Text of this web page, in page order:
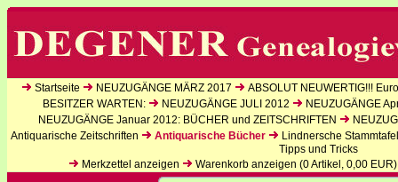
Startseite NEUZUGÄNGE MÄRZ 2017
ABSOLUT NEUWERTIG!!!
BESITZER WARTEN:
NEUZUGÄNGE JULI 2012
NEUZUGÄNGE
NEUZUGÄNGE Januar 2012: BÜCHER und ZEITSCHRIFTEN
Antiquarische Zeitschriften
Antiquarische Bücher
Lindnersche
Tipps und Tricks
Merkzettel anzeigen
Warenkorb anzeigen (0Artikel, 0,00 EUR)